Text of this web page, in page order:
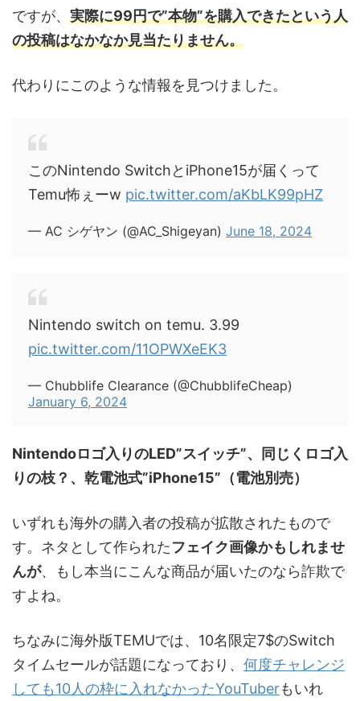
ですが、 実際に99円で”本物”を購入できたという人
の投稿はなかなか見当たりません。
代わりにこのような情報を見つけました。
このNintendo SwitchとiPhone15が届くって
Temu怖ぇーw pic.twitter.com/aKbLK99pHZ
— AC シゲヤン (@AC_Shigeyan) June 18, 2024
Nintendo switch on temu. 3.99
pic.twitter.com/11OPWXeEK3
— Chubblife Clearance (@ChubblifeCheap)
January 6, 2024
Nintendoロゴ入りのLED”スイッチ”、同じくロゴ入
りの枝？、乾電池式”iPhone15”（電池別売）
いずれも海外の購入者の投稿が拡散されたもので
す。ネタとして作られたフェイク画像かもしれませ
んが、もし本当にこんな商品が届いたのなら詐欺で
すよね。
ちなみに海外版TEMUでは、10名限定7$のSwitch
タイムセールが話題になっており、 何度チャレンジ
しても10人の枠に入れなかったYouTuberもいれ